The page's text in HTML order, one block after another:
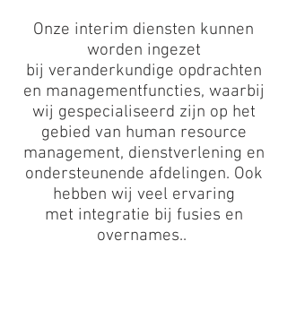
Onze interim diensten kunnen
worden ingezet
bij veranderkundige opdrachten
en managementfuncties, waarbij
wij gespecialiseerd zijn op het
gebied van human resource
management, dienstverlening en
ondersteunende afdelingen. Ook
hebben wij veel ervaring
met integratie bij fusies en
overnames..